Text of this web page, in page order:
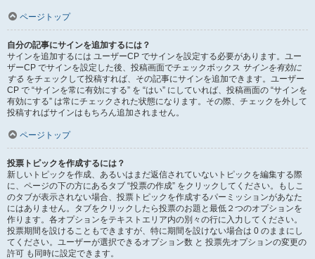
ページトップ
自分の記事にサインを追加するには？
サインを追加するには ユーザーCP でサインを設定する必要があります。ユー
ザーCP でサインを設定した後、投稿画面でチェックボックス サインを有効に
する をチェックして投稿すれば、その記事にサインを追加できます。ユーザー
CP で “サインを常に有効にする” を “はい” にしていれば、投稿画面の “サインを
有効にする” は常にチェックされた状態になります。その際、チェックを外して
投稿すればサインはもちろん追加されません。
ページトップ
投票トピックを作成するには？
新しいトピックを作成、あるいはまだ返信されていないトピックを編集する際
に、ページの下の方にあるタブ “投票の作成” をクリックしてください。もしこ
のタブが表示されない場合、投票トピックを作成するパーミッションがあなた
にはありません。タブをクリックしたら投票のお題と最低２つのオプションを
作ります。各オプションをテキストエリア内の別々の行に入力してください。
投票期間を設けることもできますが、特に期間を設けない場合は 0 のままにし
てください。ユーザーが選択できるオプション数 と 投票先オプションの変更の
許可 も同時に設定できます。